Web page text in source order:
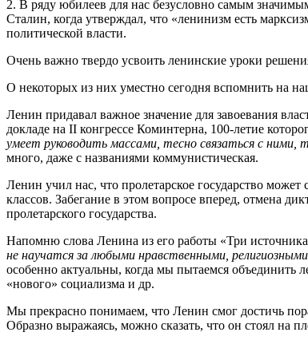
2. В ряду юбилеев для нас безусловно самым
Сталин, когда утверждал, что «ленинизм есть
политической власти.
Очень важно твердо усвоить ленинские уроки
О некоторых из них уместно сегодня вспомнить на
Ленин придавал важное значение для завоевания
докладе на II конгрессе Коминтерна, 100-летие
умеет руководить массами, тесно связаться с
много, даже с названиями коммунистическая.
Ленин учил нас, что пролетарское государство
классов. Забегание в этом вопросе вперед, отмена
пролетарского государства.
Напомню слова Ленина из его работы «Три
не научатся за любыми нравственными,
особенно актуальны, когда мы пытаемся объединить
«нового» социализма и др.
Мы прекрасно понимаем, что Ленин смог достичь
Образно выражаясь, можно сказать, что он стоял на